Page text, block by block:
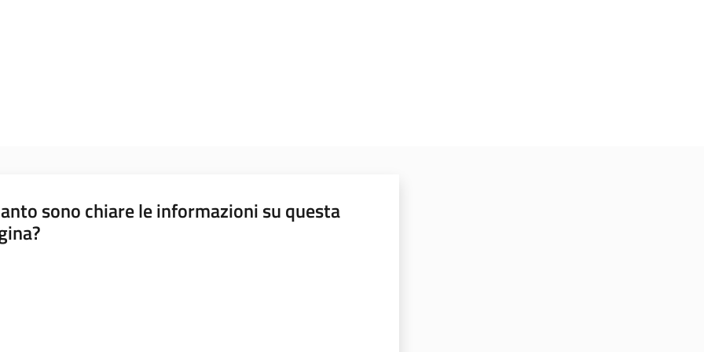
sono chiare le informazioni su questa